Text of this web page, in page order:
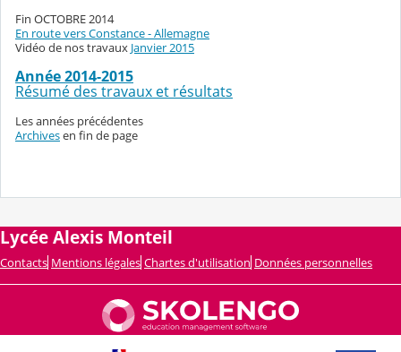
Fin OCTOBRE 2014
En route vers Constance - Allemagne
Vidéo de nos travaux Janvier 2015
Année 2014-2015
Résumé des travaux et résultats
Les années précédentes
Archivesen fin de page
Lycée Alexis Monteil
Contacts Mentions légales Chartes d'utilisation Données personnelles